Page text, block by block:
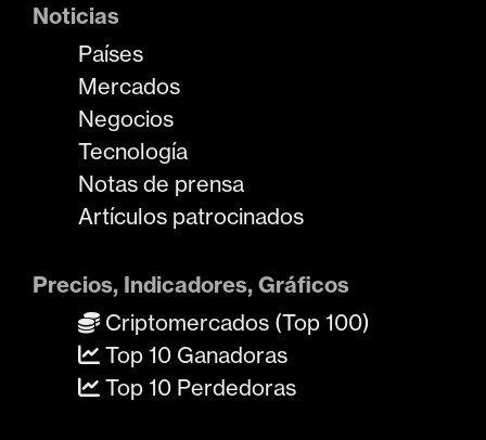
Noticias
Países
Mercados
Negocios
Tecnología
Notas de prensa
Artículos patrocinados
Precios, Indicadores, Gráficos
Criptomercados (Top 100)
Top 10 Ganadoras
Top 10 Perdedoras